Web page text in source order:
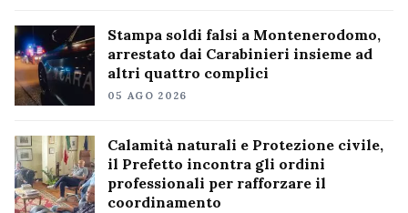
Stampa soldi falsi a Montenerodomo,
arrestato dai Carabinieri insieme ad
altri quattro complici
05 AGO 2026
Calamità naturali e Protezione civile,
il Prefetto incontra gli ordini
professionali per rafforzare il
coordinamento